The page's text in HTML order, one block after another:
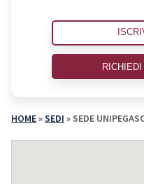
HOME»SEDI »SEDE